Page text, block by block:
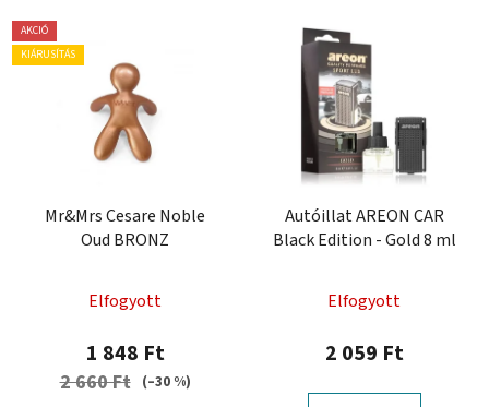
AKCIÓ
KIÁRUSÍTÁS
Mr&Mrs Cesare Noble
Oud BRONZ
Elfogyott
1 848 Ft
2 660 Ft (–30 %)
Autóillat AREON CAR
Black Edition - Gold 8 ml
Elfogyott
2 059 Ft